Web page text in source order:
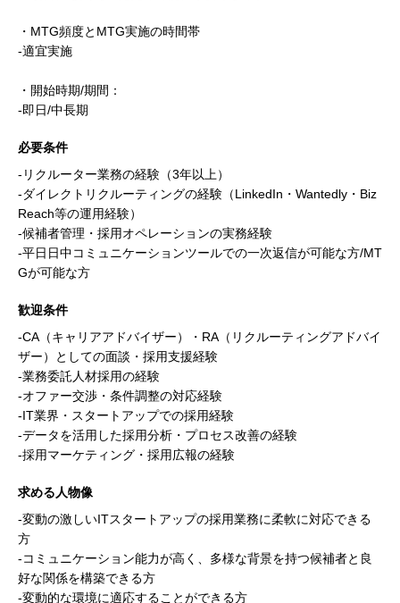
・MTG頻度とMTG実施の時間帯
-適宜実施
・開始時期/期間：
-即日/中長期
必要条件
-リクルーター業務の経験（3年以上）
-ダイレクトリクルーティングの経験（LinkedIn・Wantedly・Biz
Reach等の運用経験）
-候補者管理・採用オペレーションの実務経験
-平日日中コミュニケーションツールでの一次返信が可能な方/MT
Gが可能な方
歓迎条件
-CA（キャリアアドバイザー）・RA（リクルーティングアドバイ
ザー）としての面談・採用支援経験
-業務委託人材採用の経験
-オファー交渉・条件調整の対応経験
-IT業界・スタートアップでの採用経験
-データを活用した採用分析・プロセス改善の経験
-採用マーケティング・採用広報の経験
求める人物像
-変動の激しいITスタートアップの採用業務に柔軟に対応できる
方
-コミュニケーション能力が高く、多様な背景を持つ候補者と良
好な関係を構築できる方
-変動的な環境に適応することができる方